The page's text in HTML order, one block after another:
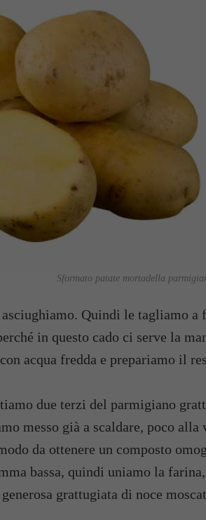
Sformato patate mortadella
Quindi le tagliamo a
in questo cado ci serve la
acqua fredda e prepariamo il
due terzi del parmigiano
messo già a scaldare, poco alla
da ottenere un composto
bassa, quindi uniamo la
grattugiata di noce